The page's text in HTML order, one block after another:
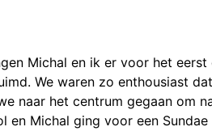
Michal en ik er voor het
We waren zo enthousiast
naar het centrum gegaan om
en Michal ging voor een